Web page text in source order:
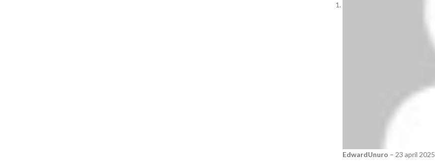
EdwardUnuro – 23 april 2025